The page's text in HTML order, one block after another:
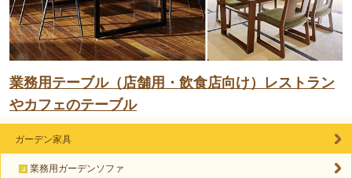
業務用テーブル（店舗用・飲食店向け）レストラン
やカフェのテーブル
ガーデン家具
業務用ガーデンソファ